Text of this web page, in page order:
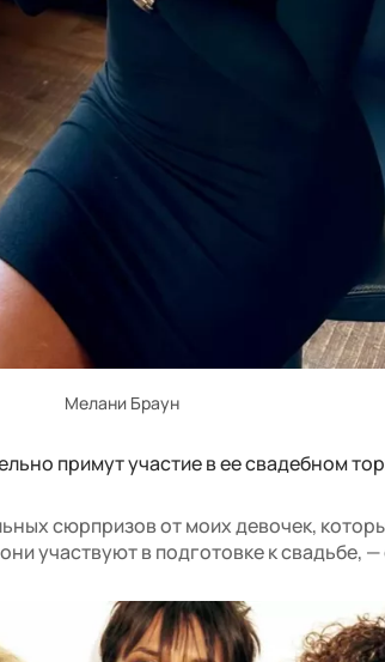
Мелани Браун
примут участие в ее свадебном
сюрпризов от моих девочек,
участвуют в подготовке к свадьбе, —